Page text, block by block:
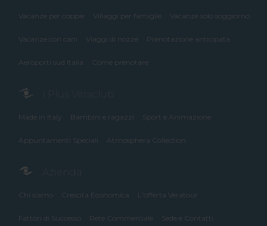
Vacanze per coppie Villaggi per famiglie Vacanze solo soggiorno
Vacanze con cani Viaggi di nozze Prenotazione anticipata
Aeroporti sud Italia Come prenotare
i Plus Veraclub
Made in Italy Bambini e ragazzi Sport e Animazione
Appuntamenti Speciali Atmosphera Collection
Azienda
Chi siamo Crescita Economica L'offerta Veratour
Fattori di Successo Rete Commerciale Sede e Contatti